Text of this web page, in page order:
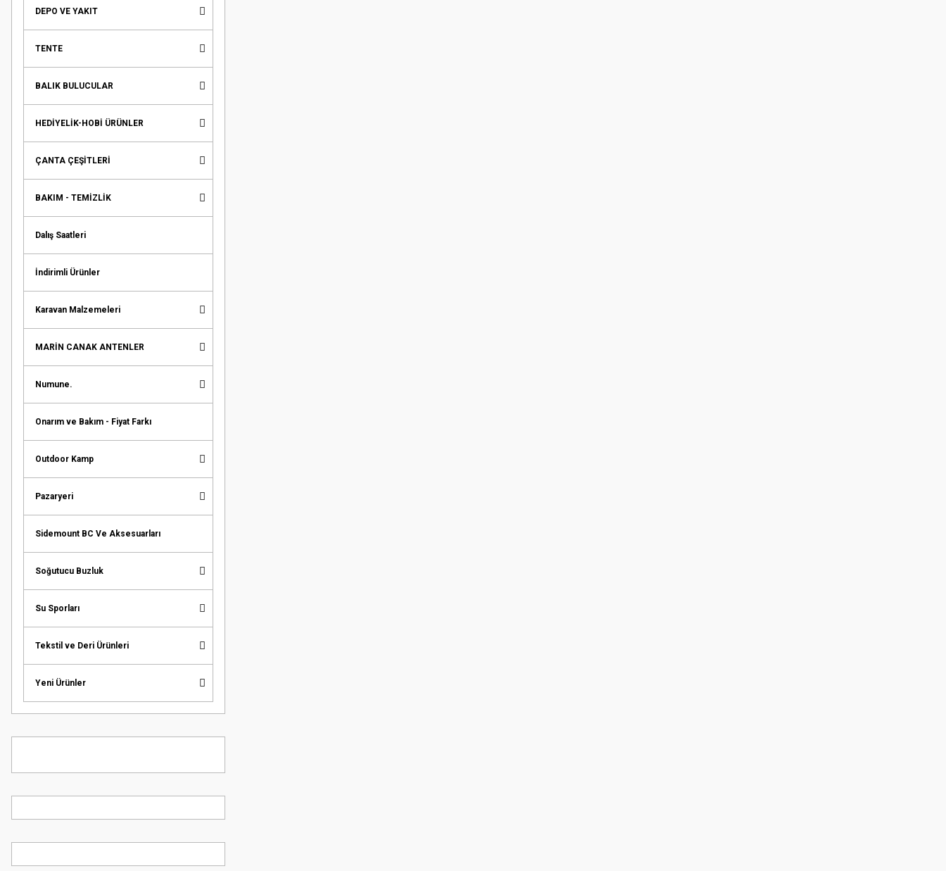
DEPO VE YAKIT
TENTE
BALIK BULUCULAR
HEDİYELİK-HOBİ ÜRÜNLER
ÇANTA ÇEŞİTLERİ
BAKIM - TEMİZLİK
Dalış Saatleri
İndirimli Ürünler
Karavan Malzemeleri
MARİN CANAK ANTENLER
Numune.
Onarım ve Bakım - Fiyat Farkı
Outdoor Kamp
Pazaryeri
Sidemount BC Ve Aksesuarları
Soğutucu Buzluk
Su Sporları
Tekstil ve Deri Ürünleri
Yeni Ürünler